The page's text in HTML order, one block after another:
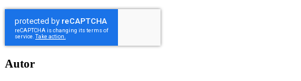
Autor